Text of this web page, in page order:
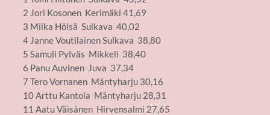
2 Jori Kosonen Kerimäki 41,69
3 Miika Hölsä Sulkava 40,02
4 Janne Voutilainen Sulkava 38,80
5 Samuli Pylväs Mikkeli 38,40
6 Panu Auvinen Juva 37,34
7 Tero Vornanen Mäntyharju 30,16
10 Arttu Kantola Mäntyharju 28,31
11 Aatu Väisänen Hirvensalmi 27,65